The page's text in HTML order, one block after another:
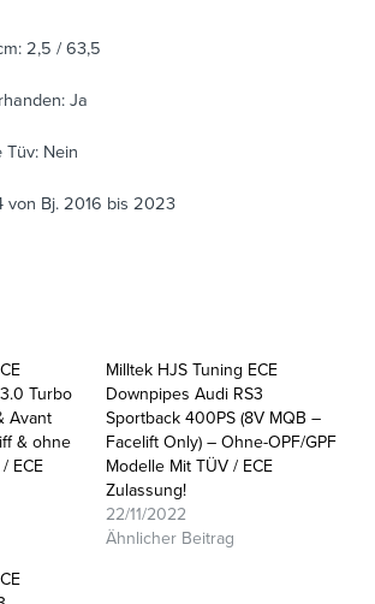
2,5 / 63,5
Ja
Tüv: Nein
von Bj. 2016 bis 2023
Turbo
Avant
& ohne
ECE
Milltek HJS Tuning ECE
Downpipes Audi RS3
Sportback 400PS (8V MQB –
Facelift Only) – Ohne-OPF/GPF
Modelle Mit TÜV / ECE
Zulassung!
22/11/2022
Ähnlicher Beitrag